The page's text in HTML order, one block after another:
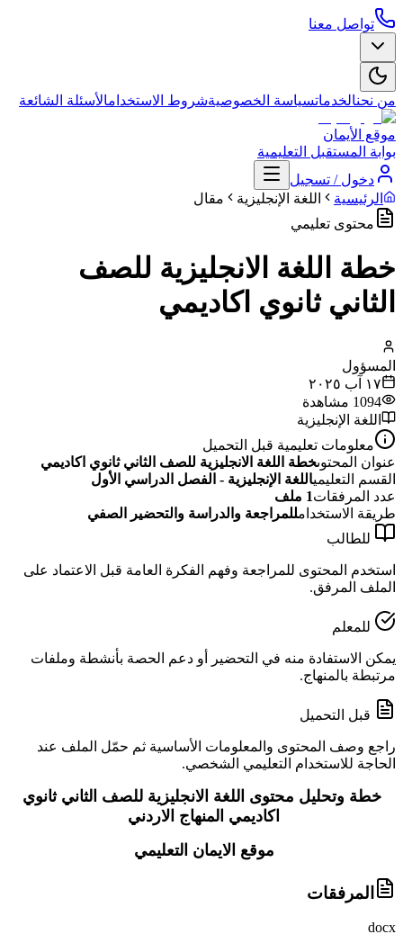
تواصل معنا
من نحنالخدماتسياسة الخصوصيةشروط الاستخدامالأسئلة الشائعة
موقع الأيمان
بوابة المستقبل التعليمية
دخول / تسجيل
الرئيسية
اللغة الإنجليزية
مقال
محتوى تعليمي
خطة اللغة الانجليزية للصف
الثاني ثانوي اكاديمي
المسؤول
١٧ آب ٢٠٢٥
1094 مشاهدة
اللغة الإنجليزية
معلومات تعليمية قبل التحميل
عنوان المحتوىخطة اللغة الانجليزية للصف الثاني ثانوي اكاديمي
القسم التعليمياللغة الإنجليزية - الفصل الدراسي الأول
عدد المرفقات1 ملف
طريقة الاستخدامللمراجعة والدراسة والتحضير الصفي
للطالب
استخدم المحتوى للمراجعة وفهم الفكرة العامة قبل الاعتماد على
الملف المرفق.
للمعلم
يمكن الاستفادة منه في التحضير أو دعم الحصة بأنشطة وملفات
مرتبطة بالمنهاج.
قبل التحميل
راجع وصف المحتوى والمعلومات الأساسية ثم حمّل الملف عند
الحاجة للاستخدام التعليمي الشخصي.
خطة وتحليل محتوى اللغة الانجليزية للصف الثاني ثانوي
اكاديمي المنهاج الاردني
موقع الايمان التعليمي
المرفقات
docx